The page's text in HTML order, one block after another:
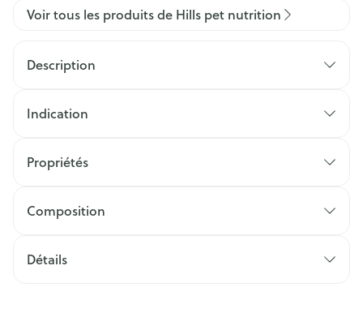
Voir tous les produits de Hills pet nutrition
Description
Indication
Propriétés
Composition
Détails